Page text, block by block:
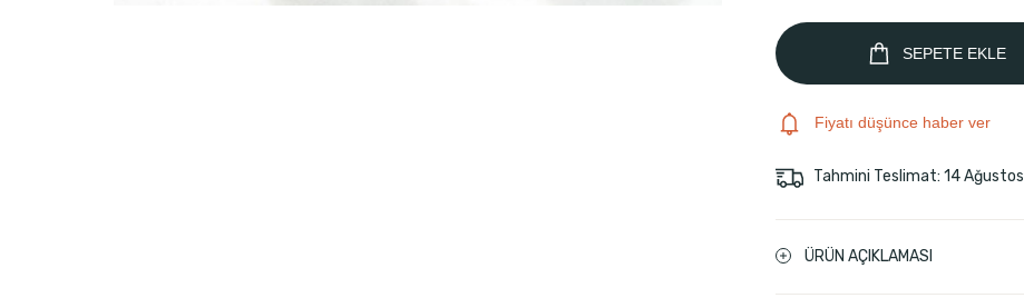
SEPETE EKLE
Fiyatı düşünce haber ver
Tahmini Teslimat: 14 Ağustos
ÜRÜN AÇIKLAMASI